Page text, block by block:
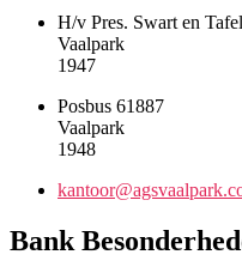
H/v Pres. Swart en
Vaalpark
1947
Posbus 61887
Vaalpark
1948
Bank